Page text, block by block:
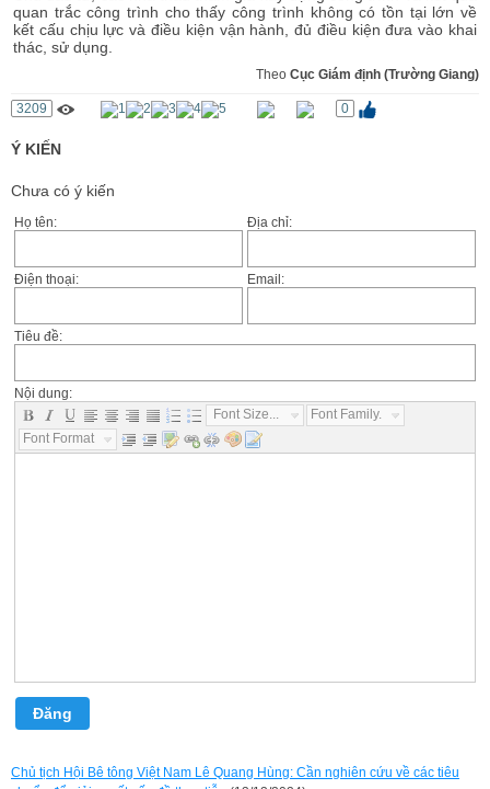
quan trắc công trình cho thấy công trình không có tồn tại lớn về
kết cấu chịu lực và điều kiện vận hành, đủ điều kiện đưa vào khai
thác, sử dụng.
Theo Cục Giám định (Trường Giang)
3209 0
Ý KIẾN
Chưa có ý kiến
Họ tên: Địa chỉ:
Điện thoại: Email:
Tiêu đề:
Nội dung:
Font Size...
Font Family...
Font Format...
Đăng
Chủ tịch Hội Bê tông Việt Nam Lê Quang Hùng: Cần nghiên cứu về các tiêu